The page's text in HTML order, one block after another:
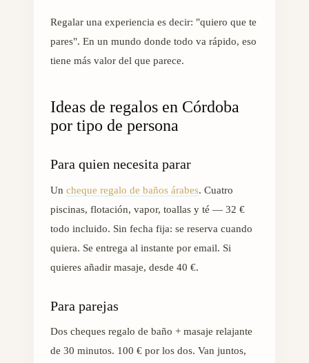
Regalar una experiencia es decir: "quiero que te
pares". En un mundo donde todo va rápido, eso
tiene más valor del que parece.
Ideas de regalos en Córdoba
por tipo de persona
Para quien necesita parar
Un cheque regalo de baños árabes. Cuatro
piscinas, flotación, vapor, toallas y té — 32 €
todo incluido. Sin fecha fija: se reserva cuando
quiera. Se entrega al instante por email. Si
quieres añadir masaje, desde 40 €.
Para parejas
Dos cheques regalo de baño + masaje relajante
de 30 minutos. 100 € por los dos. Van juntos,